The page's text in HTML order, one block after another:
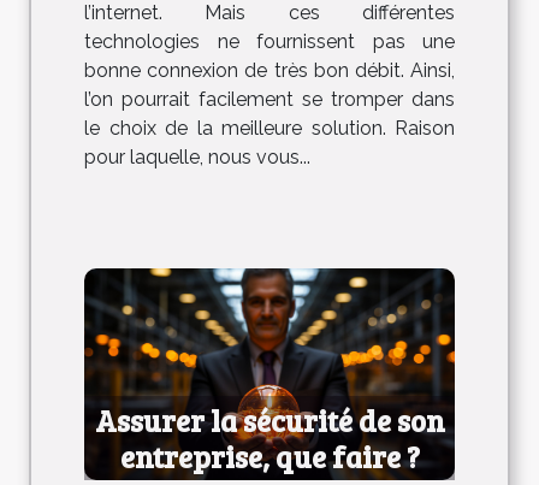
l’internet. Mais ces différentes
technologies ne fournissent pas une
bonne connexion de très bon débit. Ainsi,
l’on pourrait facilement se tromper dans
le choix de la meilleure solution. Raison
pour laquelle, nous vous...
Assurer la sécurité de son
entreprise, que faire ?